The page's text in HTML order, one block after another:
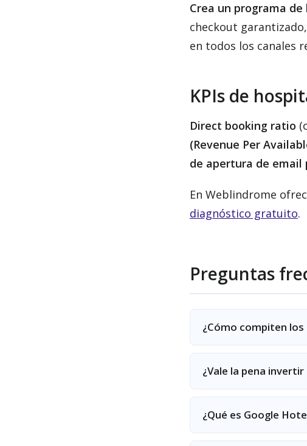
Crea un programa
checkout
en todos los canales
KPIs de
Direct booking ratio
(Revenue Per
de apertura de email
En Weblindrome
diagnóstico gratuito.
Preguntas
¿Cómo compiten
¿Vale la pena
¿Qué es Google